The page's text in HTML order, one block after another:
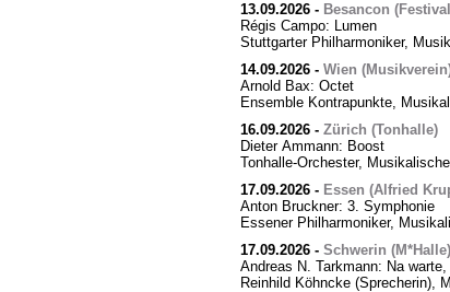
13.09.2026- Besancon
Régis Campo: Lumen
Stuttgarter Philharmoniker,
14.09.2026- Wien
Arnold Bax: Octet
Ensemble Kontrapunkte,
16.09.2026- Zürich (Tonhalle)
Dieter Ammann: Boost
Tonhalle-Orchester,
17.09.2026- Essen (Alfried
Anton Bruckner: 3. Symphonie
Essener Philharmoniker,
17.09.2026- Schwerin (M*Halle)
Andreas N. Tarkmann: Na
Reinhild Köhncke (Sprecherin),